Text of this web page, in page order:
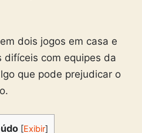
dois jogos em casa e
com equipes da
que pode prejudicar o
[Exibir]